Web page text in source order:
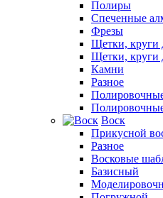
Полиры
Спеченные
Фрезы
Щетки, круги
Щетки, круги
Камни
Разное
Воск
Прикусной
Разное
Восковые
Базисный